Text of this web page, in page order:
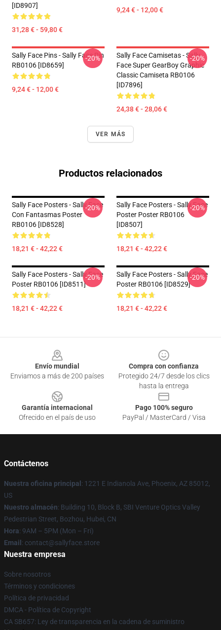
[ID8907]
31,28 € - 59,80 €
9,24 € - 12,00 €
Sally Face Pins - Sally Face Pin
RB0106 [ID8659]
9,24 € - 12,00 €
-20%
Sally Face Camisetas - Sally
Face Super GearBoy Graphic
Classic Camiseta RB0106
[ID7896]
24,38 € - 28,06 €
-20%
VER MÁS
Productos relacionados
Sally Face Posters - Sally Face
Con Fantasmas Poster
RB0106 [ID8528]
18,21 € - 42,22 €
-20%
Sally Face Posters - Sally Face
Poster Poster RB0106
[ID8507]
18,21 € - 42,22 €
-20%
Sally Face Posters - Sally Face
Poster RB0106 [ID8511]
18,21 € - 42,22 €
-20%
Sally Face Posters - Sally Face
Poster RB0106 [ID8529]
18,21 € - 42,22 €
-20%
Envío mundial
Enviamos a más de 200 países
Compra con confianza
Protegido 24/7 desde los clics
hasta la entrega
Garantía internacional
Ofrecido en el país de uso
Pago 100% seguro
PayPal / MasterCard / Visa
Contáctenos
Nuestra oficina principal : 1221 E Indianola Ave, Phoenix, AZ 85012,
US
Nuestro almacén: Building 10, Block B, SBI Venture Optics Valley
Pedestrian Street, Bozhou, Hubei, CN
Hora: 9AM – 5PM (Mon – Fri)
Email : contact@sallyface.store
Nuestra empresa
Sobre nosotros
Términos y condiciones
Política de privacidad
DMCA - Política de Copyright
CA SB657: Ley de transparencia en la cadena de suministro